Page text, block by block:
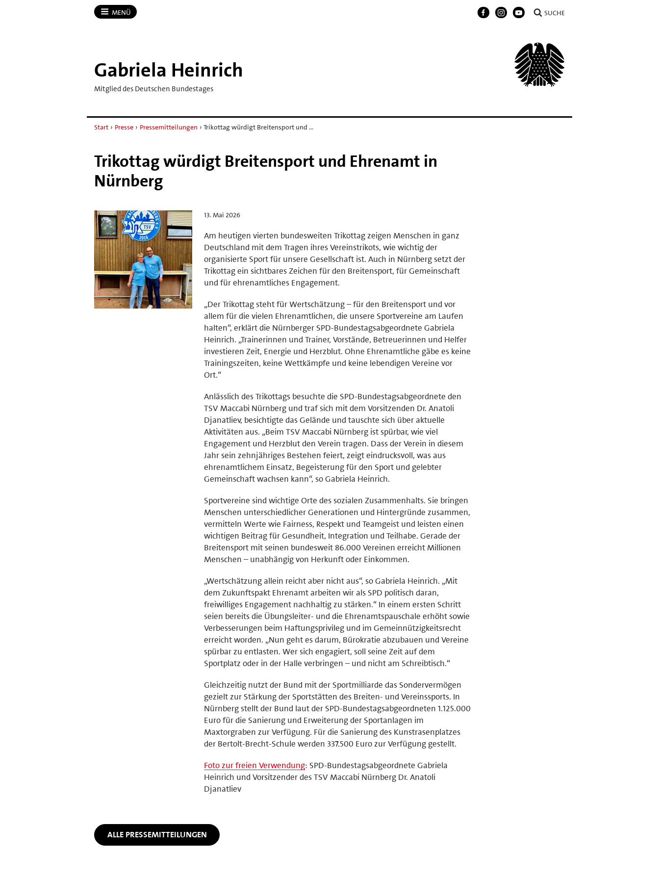
MENÜ SUCHE
Gabriela Heinrich
Mitglied des Deutschen Bundestages
Start › Presse › Pressemitteilungen › Trikottag würdigt Breitensport und …
Trikottag würdigt Breitensport und Ehrenamt in
Nürnberg
13. Mai 2026
Am heutigen vierten bundesweiten Trikottag zeigen Menschen in ganz
Deutschland mit dem Tragen ihres Vereinstrikots, wie wichtig der
organisierte Sport für unsere Gesellschaft ist. Auch in Nürnberg setzt der
Trikottag ein sichtbares Zeichen für den Breitensport, für Gemeinschaft
und für ehrenamtliches Engagement.
„Der Trikottag steht für Wertschätzung – für den Breitensport und vor
allem für die vielen Ehrenamtlichen, die unsere Sportvereine am Laufen
halten“, erklärt die Nürnberger SPD‑Bundestagsabgeordnete Gabriela
Heinrich. „Trainerinnen und Trainer, Vorstände, Betreuerinnen und Helfer
investieren Zeit, Energie und Herzblut. Ohne Ehrenamtliche gäbe es keine
Trainingszeiten, keine Wettkämpfe und keine lebendigen Vereine vor
Ort.“
Anlässlich des Trikottags besuchte die SPD-Bundestagsabgeordnete den
TSV Maccabi Nürnberg und traf sich mit dem Vorsitzenden Dr. Anatoli
Djanatliev, besichtigte das Gelände und tauschte sich über aktuelle
Aktivitäten aus. „Beim TSV Maccabi Nürnberg ist spürbar, wie viel
Engagement und Herzblut den Verein tragen. Dass der Verein in diesem
Jahr sein zehnjähriges Bestehen feiert, zeigt eindrucksvoll, was aus
ehrenamtlichem Einsatz, Begeisterung für den Sport und gelebter
Gemeinschaft wachsen kann“, so Gabriela Heinrich.
Sportvereine sind wichtige Orte des sozialen Zusammenhalts. Sie bringen
Menschen unterschiedlicher Generationen und Hintergründe zusammen,
vermitteln Werte wie Fairness, Respekt und Teamgeist und leisten einen
wichtigen Beitrag für Gesundheit, Integration und Teilhabe. Gerade der
Breitensport mit seinen bundesweit 86.000 Vereinen erreicht Millionen
Menschen – unabhängig von Herkunft oder Einkommen.
„Wertschätzung allein reicht aber nicht aus“, so Gabriela Heinrich. „Mit
dem Zukunftspakt Ehrenamt arbeiten wir als SPD politisch daran,
freiwilliges Engagement nachhaltig zu stärken.“ In einem ersten Schritt
seien bereits die Übungsleiter‑ und die Ehrenamtspauschale erhöht sowie
Verbesserungen beim Haftungsprivileg und im Gemeinnützigkeitsrecht
erreicht worden. „Nun geht es darum, Bürokratie abzubauen und Vereine
spürbar zu entlasten. Wer sich engagiert, soll seine Zeit auf dem
Sportplatz oder in der Halle verbringen – und nicht am Schreibtisch.“
Gleichzeitig nutzt der Bund mit der Sportmilliarde das Sondervermögen
gezielt zur Stärkung der Sportstätten des Breiten‑ und Vereinssports. In
Nürnberg stellt der Bund laut der SPD-Bundestagsabgeordneten 1.125.000
Euro für die Sanierung und Erweiterung der Sportanlagen im
Maxtorgraben zur Verfügung. Für die Sanierung des Kunstrasenplatzes
der Bertolt-Brecht-Schule werden 337.500 Euro zur Verfügung gestellt.
Foto zur freien Verwendung: SPD-Bundestagsabgeordnete Gabriela
Heinrich und Vorsitzender des TSV Maccabi Nürnberg Dr. Anatoli
Djanatliev
ALLE PRESSEMITTEILUNGEN